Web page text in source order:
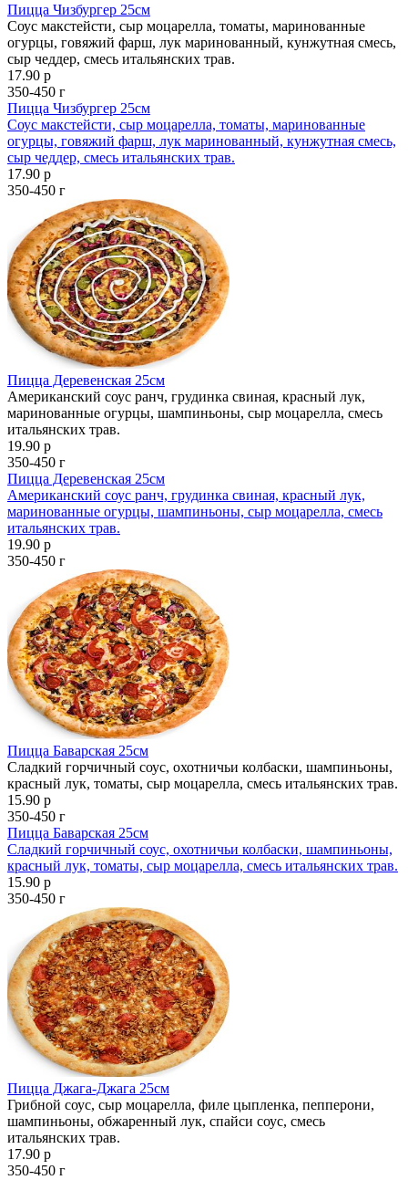
Пицца Чизбургер 25см
Соус макстейсти, сыр моцарелла, томаты, маринованные
огурцы, говяжий фарш, лук маринованный, кунжутная смесь,
сыр чеддер, смесь итальянских трав.
17.90 р
350-450 г
Пицца Чизбургер 25см
Соус макстейсти, сыр моцарелла, томаты, маринованные
огурцы, говяжий фарш, лук маринованный, кунжутная смесь,
сыр чеддер, смесь итальянских трав.
17.90 р
350-450 г
Пицца Деревенская 25см
Американский соус ранч, грудинка свиная, красный лук,
маринованные огурцы, шампиньоны, сыр моцарелла, смесь
итальянских трав.
19.90 р
350-450 г
Пицца Деревенская 25см
Американский соус ранч, грудинка свиная, красный лук,
маринованные огурцы, шампиньоны, сыр моцарелла, смесь
итальянских трав.
19.90 р
350-450 г
Пицца Баварская 25см
Сладкий горчичный соус, охотничьи колбаски, шампиньоны,
красный лук, томаты, сыр моцарелла, смесь итальянских трав.
15.90 р
350-450 г
Пицца Баварская 25см
Сладкий горчичный соус, охотничьи колбаски, шампиньоны,
красный лук, томаты, сыр моцарелла, смесь итальянских трав.
15.90 р
350-450 г
Пицца Джага-Джага 25см
Грибной соус, сыр моцарелла, филе цыпленка, пепперони,
шампиньоны, обжаренный лук, спайси соус, смесь
итальянских трав.
17.90 р
350-450 г